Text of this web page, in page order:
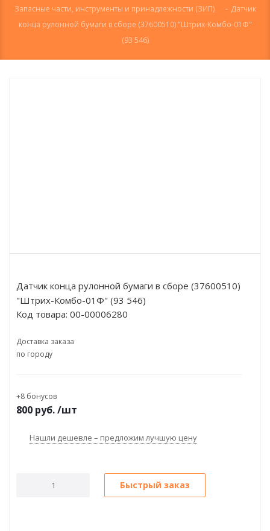
Запасные части, инструменты и принадлежности (ЗИП)
- Датчик
конца рулонной бумаги в сборе (37600510) "Штрих-Комбо-01Ф"
(93 546)
Датчик конца рулонной бумаги в сборе (37600510)
"Штрих-Комбо-01Ф" (93 546)
Код товара: 00-00006280
Доставка заказа
по городу
+8 бонусов
800 руб./шт
Нашли дешевле – предложим лучшую цену
Быстрый заказ